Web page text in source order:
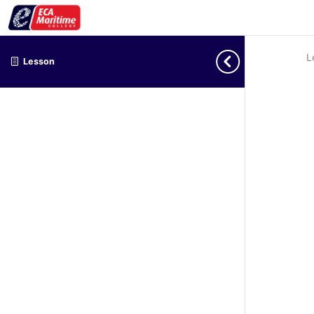
Lesson